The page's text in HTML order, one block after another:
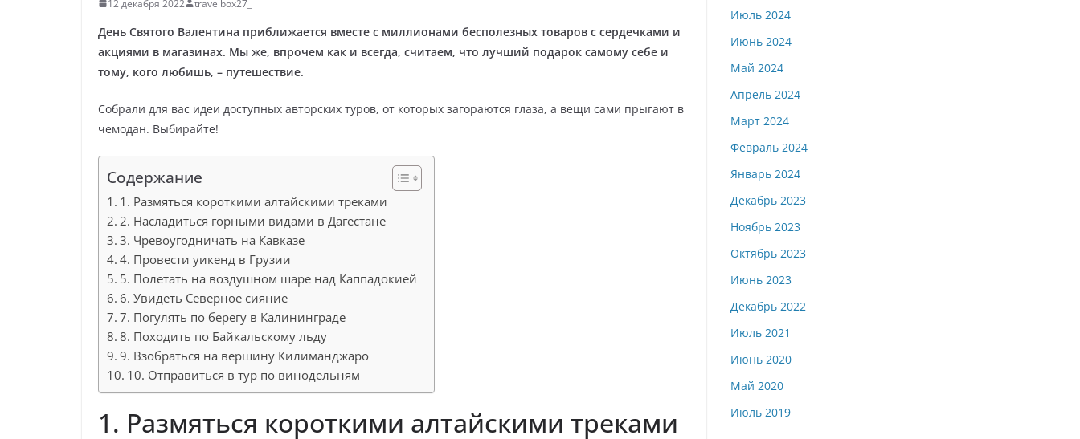
12 декабря 2022 travelbox27_
День Святого Валентина приближается вместе с миллионами бесполезных товаров с сердечками и
акциями в магазинах. Мы же, впрочем как и всегда, считаем, что лучший подарок самому себе и
тому, кого любишь, – путешествие.
Собрали для вас идеи доступных авторских туров, от которых загораются глаза, а вещи сами прыгают в
чемодан. Выбирайте!
Содержание
1. Размяться короткими алтайскими треками
2. Насладиться горными видами в Дагестане
3. Чревоугодничать на Кавказе
4. Провести уикенд в Грузии
5. Полетать на воздушном шаре над Каппадокией
6. Увидеть Северное сияние
7. Погулять по берегу в Калининграде
8. Походить по Байкальскому льду
9. Взобраться на вершину Килиманджаро
10. Отправиться в тур по винодельням
1. Размяться короткими алтайскими треками
Июль 2024
Июнь 2024
Май 2024
Апрель 2024
Март 2024
Февраль 2024
Январь 2024
Декабрь 2023
Ноябрь 2023
Октябрь 2023
Июнь 2023
Декабрь 2022
Июль 2021
Июнь 2020
Май 2020
Июль 2019